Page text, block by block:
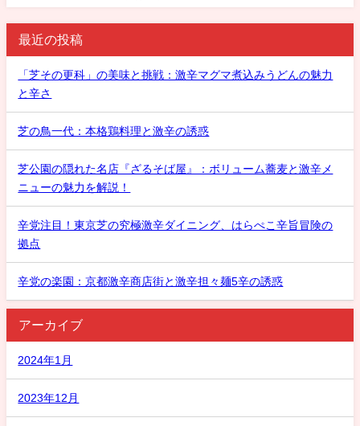
最近の投稿
「芝その更科」の美味と挑戦：激辛マグマ煮込みうどんの魅力
と辛さ
芝の鳥一代：本格鶏料理と激辛の誘惑
芝公園の隠れた名店『ざるそば屋』：ボリューム蕎麦と激辛メ
ニューの魅力を解説！
辛党注目！東京芝の究極激辛ダイニング、はらぺこ辛旨冒険の
拠点
辛党の楽園：京都激辛商店街と激辛担々麺5辛の誘惑
アーカイブ
2024年1月
2023年12月